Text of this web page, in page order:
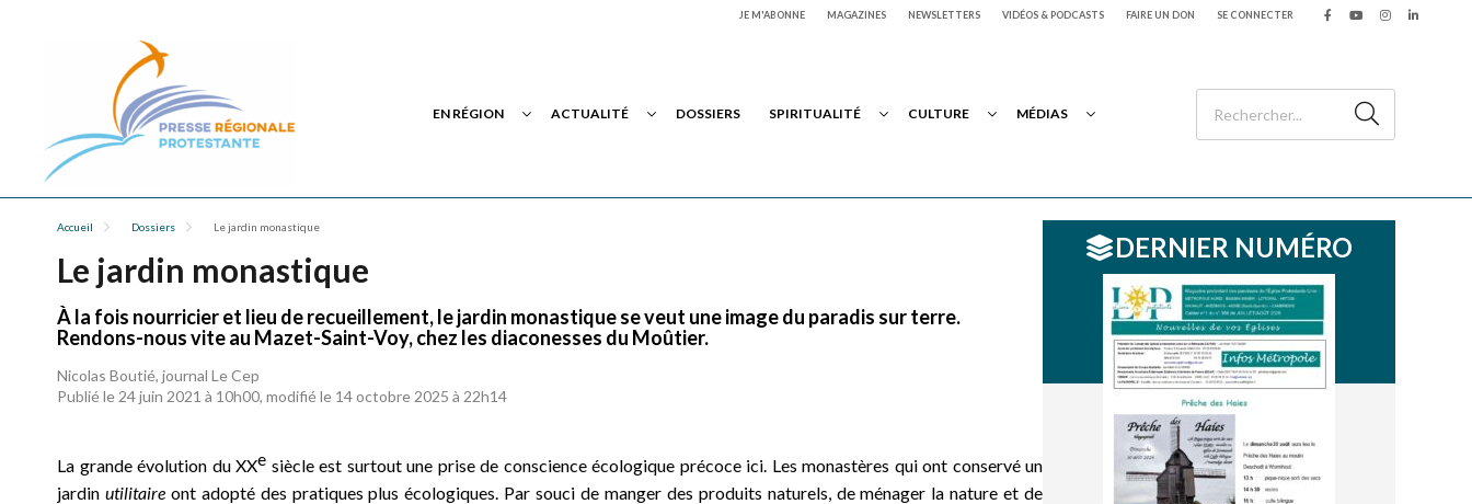
JE M'ABONNE MAGAZINES NEWSLETTERS VIDÉOS & PODCASTS FAIRE UN DON SE CONNECTER
EN RÉGION ACTUALITÉ DOSSIERS SPIRITUALITÉ CULTURE MÉDIAS
Accueil Dossiers Le jardin monastique
Le jardin monastique
À la fois nourricier et lieu de recueillement, le jardin monastique se veut une image du paradis sur terre.
Rendons-nous vite au Mazet-Saint-Voy, chez les diaconesses du Moûtier.
Nicolas Boutié, journal Le Cep
Publié le 24 juin 2021 à 10h00, modifié le 14 octobre 2025 à 22h14
La grande évolution du XXe siècle est surtout une prise de conscience écologique précoce ici. Les monastères qui ont conservé un
jardin utilitaireont adopté des pratiques plus écologiques. Par souci de manger des produits naturels, de ménager la nature et de
DERNIER NUMÉRO